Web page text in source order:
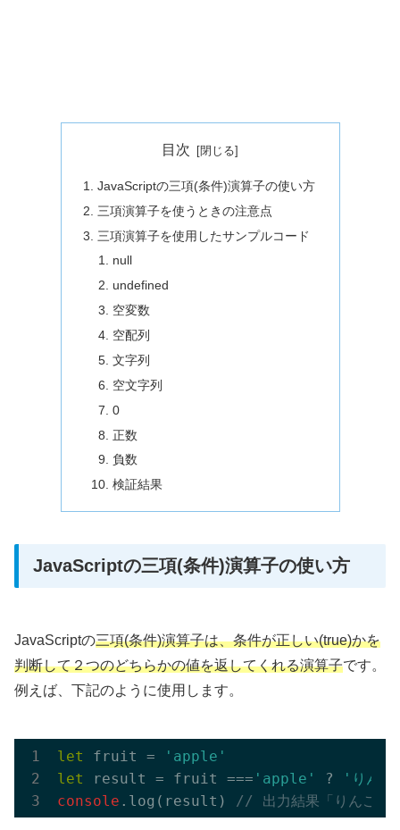
目次
JavaScriptの三項(条件)演算子の使い方
三項演算子を使うときの注意点
三項演算子を使用したサンプルコード
null
undefined
空変数
空配列
文字列
空文字列
0
正数
負数
検証結果
JavaScriptの三項(条件)演算子の使い方
JavaScriptの三項(条件)演算子は、条件が正しい(true)かを
判断して２つのどちらかの値を返してくれる演算子です。
例えば、下記のように使用します。
let fruit =
'apple'
let
result = fruit === 'apple' ?
'りん
console .log(result) // 出力結果「りんごで